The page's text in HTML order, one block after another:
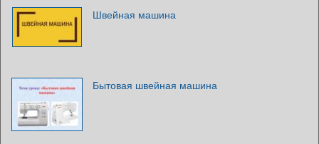
Швейная машина
Бытовая швейная машина